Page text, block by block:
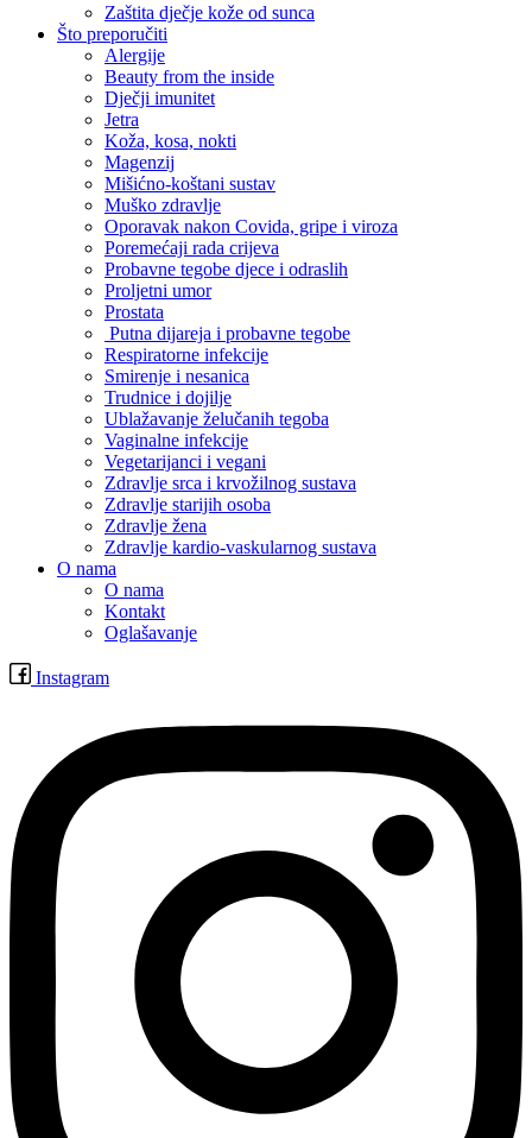
Zaštita dječje kože od sunca
Što preporučiti
Alergije
Beauty from the inside
Dječji imunitet
Jetra
Koža, kosa, nokti
Magenzij
Mišićno-koštani sustav
Muško zdravlje
Oporavak nakon Covida, gripe i viroza
Poremećaji rada crijeva
Probavne tegobe djece i odraslih
Proljetni umor
Prostata
Putna dijareja i probavne tegobe
Respiratorne infekcije
Smirenje i nesanica
Trudnice i dojilje
Ublažavanje želučanih tegoba
Vaginalne infekcije
Vegetarijanci i vegani
Zdravlje srca i krvožilnog sustava
Zdravlje starijih osoba
Zdravlje žena
Zdravlje kardio-vaskularnog sustava
O nama
O nama
Kontakt
Oglašavanje
Instagram